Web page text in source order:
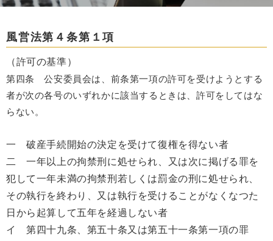
風営法第４条第１項
（許可の基準）
第四条
公安委員会は、前条第一項の許可を受けようとする
者が次の各号のいずれかに該当するときは、許可をしてはな
らない。
一 破産手続開始の決定を受けて復権を得ない者
二 一年以上の拘禁刑に処せられ、又は次に掲げる罪を
犯して一年未満の拘禁刑若しくは罰金の刑に処せられ、
その執行を終わり、又は執行を受けることがなくなつた
日から起算して五年を経過しない者
イ 第四十九条、第五十条又は第五十一条第一項の罪